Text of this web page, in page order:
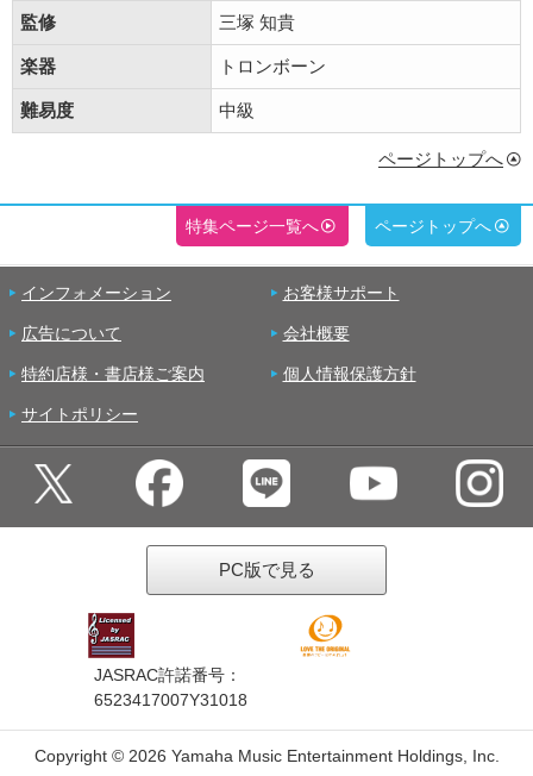
監修 三塚 知貴
楽器 トロンボーン
難易度 中級
ページトップへ
特集ページ一覧へ ページトップへ
インフォメーション お客様サポート
広告について 会社概要
特約店様・書店様ご案内 個人情報保護方針
サイトポリシー
PC版で見る
JASRAC許諾番号：
6523417007Y31018
Copyright © 2026 Yamaha Music Entertainment Holdings, Inc.